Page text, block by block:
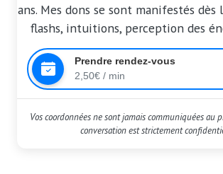
ans. Mes dons se sont manifestés dès
flashs, intuitions, perception des
Prendre rendez-vous
2,50€ / min
Vos coordonnées ne sont jamais communiquées au
conversation est strictement